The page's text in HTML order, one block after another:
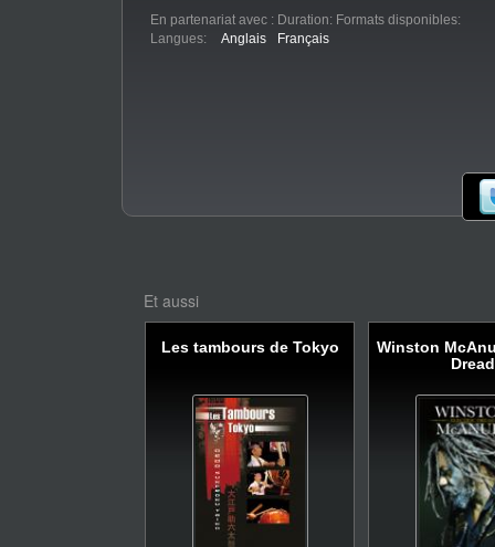
En partenariat avec : Duration: Formats disponibles:
Langues:
Anglais Français
Et aussi
Les tambours de Tokyo
Winston
Dread